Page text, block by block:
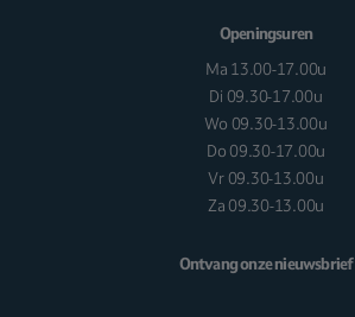
Openingsuren
Ma 13.00-17.00u
Di 09.30-17.00u
Wo 09.30-13.00u
Do 09.30-17.00u
Vr 09.30-13.00u
Za 09.30-13.00u
Ontvang onze nieuwsbrief